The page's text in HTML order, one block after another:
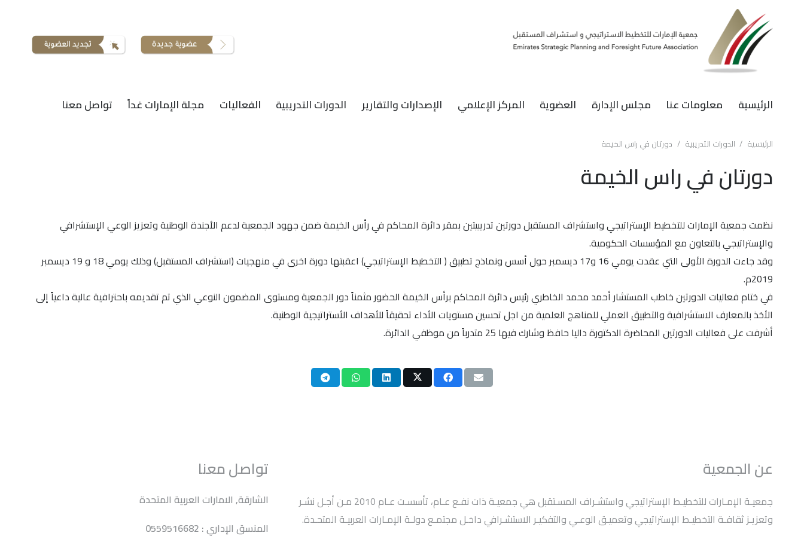
الرئيسية معلومات عنا مجلس الإدارة العضوية المركز الإعلامي الإصدارات والتقارير الدورات التدريبية الفعاليات مجلة الإمارات غداً تواصل معنا
الرئيسية / الدورات التدريبية / دورتان في راس الخيمة
دورتان في راس الخيمة
نظمت جمعية الإمارات للتخطيط الإستراتيجي واستشراف المستقبل دورتين تدريبيتين بمقر دائرة المحاكم في رأس الخيمة ضمن جهود الجمعية لدعم الأجندة الوطنية وتعزيز الوعي الإستشرافي
والإستراتيجي بالتعاون مع المؤسسات الحكومية.
وقد جاءت الدورة الأولى التي عقدت يومي 16 و17 ديسمبر حول أسس ونماذج تطبيق ( التخطيط الإستراتيجي) اعقبتها دورة اخرى في منهجيات (استشراف المستقبل) وذلك يومي 18 و 19 ديسمبر
2019م.
في ختام فعاليات الدورتين خاطب المستشار أحمد محمد الخاطري رئيس دائرة المحاكم برأس الخيمة الحضور مثمناً دور الجمعية ومستوى المضمون النوعي الذي تم تقديمه باحترافية عالية داعياً إلى
الأخذ بالمعارف الاستشرافية والتطبيق العملي للمناهج العلمية من اجل تحسين مستويات الأداء تحقيقاً للأهداف الأستراتيجية الوطنية.
أشرفت على فعاليات الدورتين المحاضرة الدكتورة داليا حافظ وشارك فيها 25 متدرباً من موظفي الدائرة.
عن الجمعية
جمعيـة الإمـارات للتخطيـط الإستراتيجي واستشـراف المسـتقبل هي جمعيـة ذات نفـع عـام، تأسسـت عـام 2010 مـن أجـل نشـر
وتعزيـز ثقافـة التخطيـط الإستراتيجي وتعميـق الوعـي والتفكيـر الاستشـرافي داخـل مجتمـع دولـة الإمـارات العربيـة المتحـدة.
تواصل معنا
الشارقة, الامارات العربية المتحدة
المنسق الإداري : 0559516682